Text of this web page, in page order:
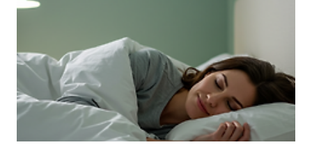
시 한번 다이어트에 도전하기로 결심했습니다. 편의점 한쪽에 골판지를
니다. 또한, 자신에게 맞는 식단을 찾아 꾸준히 실천했습니다. 그..